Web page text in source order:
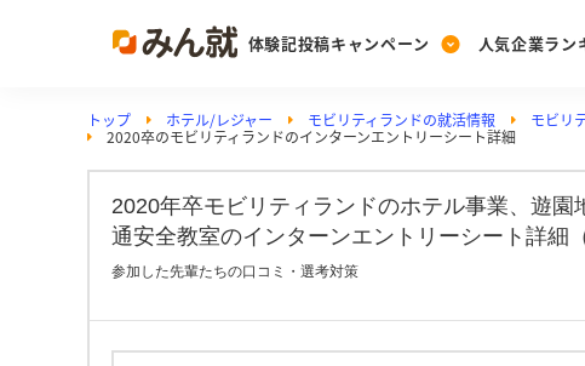
体験記投稿キャンペーン
Post
人気企業ラン
Ranking
Vote
投票する
PickUp
動画で知ろう！業界・企
トップ ホテル/レジャー モビリティランドの就活情報 モビリ
2020卒のモビリティランドのインターンエントリーシート詳細
2020年卒モビリティランドのホテル事業、遊
通安全教室のインターンエントリーシート詳細
参加した先輩たちの口コミ・選考対策